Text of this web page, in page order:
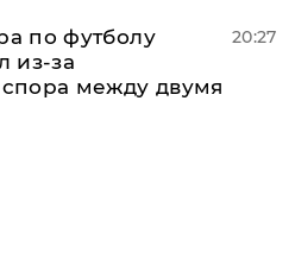
по футболу
из-за
между двумя
20:27